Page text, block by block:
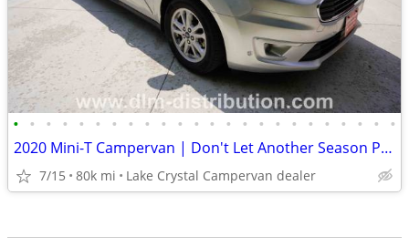
• • • • • • • • • • • • • • • • • • • • • • • •
2020 Mini-T Campervan | Don't Let Another Season Pass You By
7/15 80k mi Lake Crystal Campervan dealer